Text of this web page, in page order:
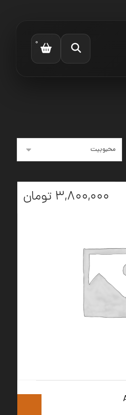
0
۳,۸۰۰,۰۰۰ تومان